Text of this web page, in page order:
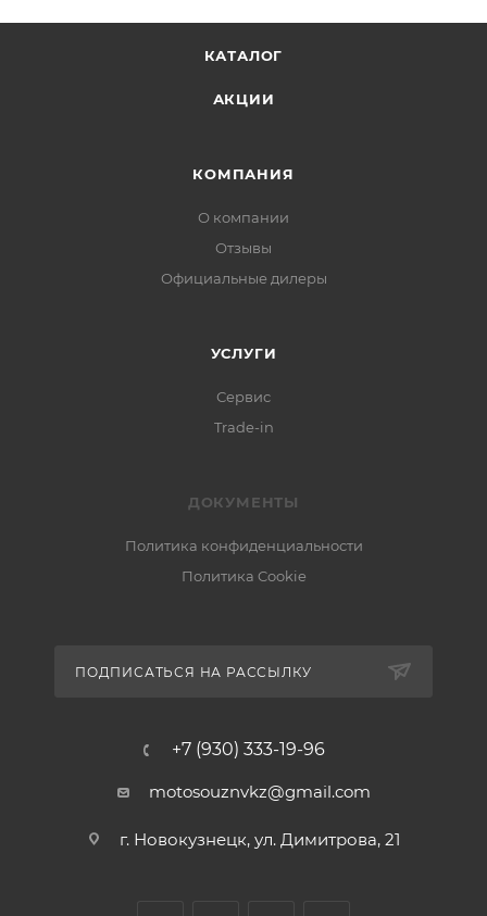
КАТАЛОГ
АКЦИИ
КОМПАНИЯ
О компании
Отзывы
Официальные дилеры
УСЛУГИ
Сервис
Trade-in
ДОКУМЕНТЫ
Политика конфиденциальности
Политика Cookie
ПОДПИСАТЬСЯ НА РАССЫЛКУ
+7 (930) 333-19-96
motosouznvkz@gmail.com
г. Новокузнецк, ул. Димитрова, 21